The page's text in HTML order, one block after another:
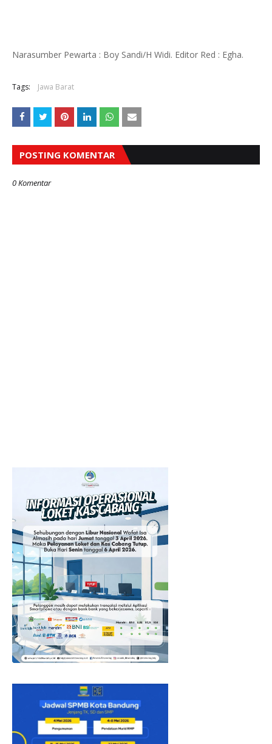
Narasumber Pewarta : Boy Sandi/H Widi. Editor Red : Egha.
Tags: Jawa Barat
POSTING KOMENTAR
0 Komentar